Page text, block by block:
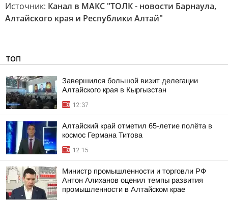
Источник: Канал в МАКС "ТОЛК - новости Барнаула,
Алтайского края и Республики Алтай"
ТОП
Завершился большой визит делегации
Алтайского края в Кыргызстан
12:37
Алтайский край отметил 65-летие полёта в
космос Германа Титова
12:15
Министр промышленности и торговли РФ
Антон Алиханов оценил темпы развития
промышленности в Алтайском крае